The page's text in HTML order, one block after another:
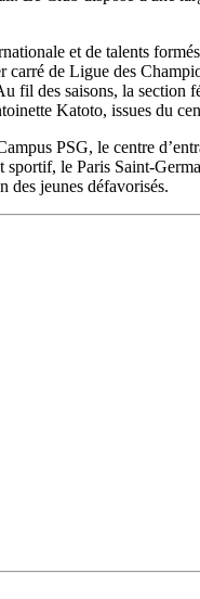
et de talents
carré de Ligue des
fil des saisons, la section
Katoto, issues du
PSG, le centre
le Paris Saint-
des jeunes défavorisés.